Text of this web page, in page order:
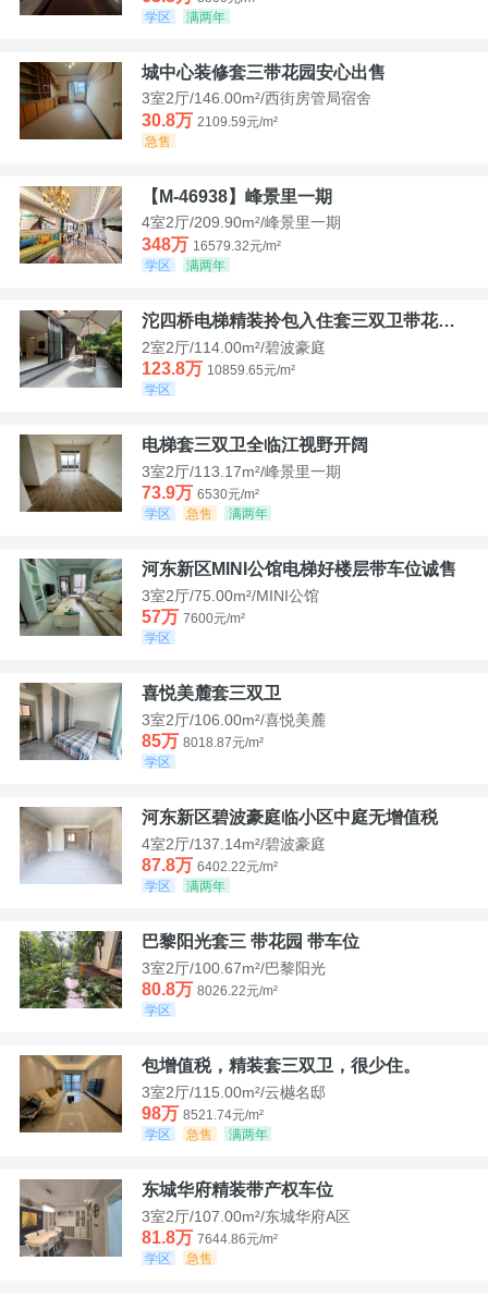
学区
满两年
城中心装修套三带花园安心出售
3室2厅/146.00m²/西街房管局宿舍
30.8万 2109.59元/m²
急售
【M-46938】峰景里一期
4室2厅/209.90m²/峰景里一期
348万 16579.32元/m²
学区
满两年
沱四桥电梯精装拎包入住套三双卫带花园40平米带车位
2室2厅/114.00m²/碧波豪庭
123.8万 10859.65元/m²
学区
电梯套三双卫全临江视野开阔
3室2厅/113.17m²/峰景里一期
73.9万 6530元/m²
学区
急售 满两年
河东新区MINI公馆电梯好楼层带车位诚售
3室2厅/75.00m²/MINI公馆
57万 7600元/m²
学区
喜悦美麓套三双卫
3室2厅/106.00m²/喜悦美麓
85万 8018.87元/m²
学区
河东新区碧波豪庭临小区中庭无增值税
4室2厅/137.14m²/碧波豪庭
87.8万 6402.22元/m²
学区
满两年
巴黎阳光套三 带花园 带车位
3室2厅/100.67m²/巴黎阳光
80.8万 8026.22元/m²
学区
包增值税，精装套三双卫，很少住。
3室2厅/115.00m²/云樾名邸
98万 8521.74元/m²
学区
急售 满两年
东城华府精装带产权车位
3室2厅/107.00m²/东城华府A区
81.8万 7644.86元/m²
学区
急售